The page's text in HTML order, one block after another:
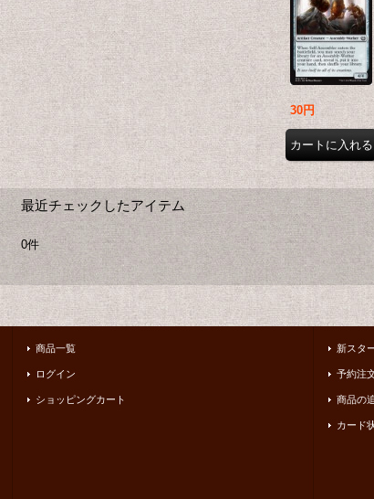
30円
最近チェックしたアイテム
0件
商品一覧
ログイン
ショッピングカート
新スタ
予約注
商品の
カード